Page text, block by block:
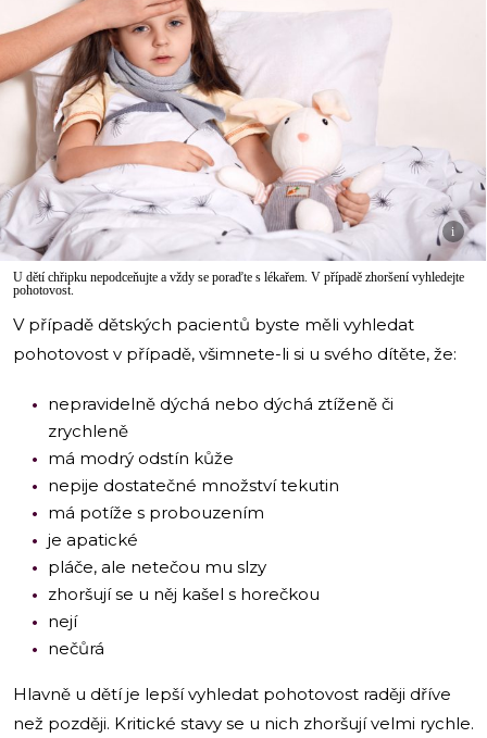
i
U dětí chřipku nepodceňujte a vždy se poraďte s lékařem. V případě zhoršení vyhledejte
pohotovost.
V případě dětských pacientů byste měli vyhledat
pohotovost v případě, všimnete-li si u svého dítěte, že:
nepravidelně dýchá nebo dýchá ztíženě či
zrychleně
má modrý odstín kůže
nepije dostatečné množství tekutin
má potíže s probouzením
je apatické
pláče, ale netečou mu slzy
zhoršují se u něj kašel s horečkou
nejí
nečůrá
Hlavně u dětí je lepší vyhledat pohotovost raději dříve
než později. Kritické stavy se u nich zhoršují velmi rychle.